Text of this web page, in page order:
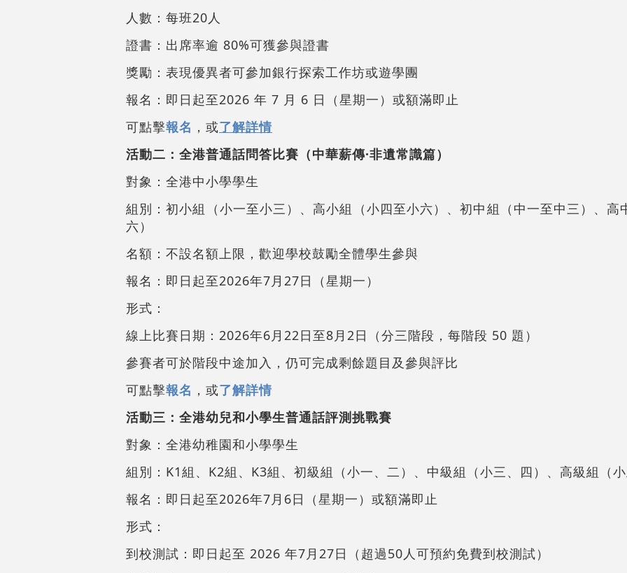
人數：每班20人
證書：出席率逾 80%可獲參與證書
獎勵：表現優異者可參加銀行探索工作坊或遊學團
報名：即日起至2026 年 7 月 6 日（星期一）或額滿即止
可點擊報名 ，或了解詳情
活動二：全港普通話問答比賽（中華薪傳·非遺常識篇）
對象：全港中小學學生
組別：初小組（小一至小三）、高小組（小四至小六）、初中組（中一至中三）、高
六）
名額：不設名額上限，歡迎學校鼓勵全體學生參與
報名：即日起至2026年7月27日（星期一）
形式：
線上比賽日期：2026年6月22日至8月2日（分三階段，每階段 50 題）
參賽者可於階段中途加入，仍可完成剩餘題目及參與評比
可點擊報名 ，或了解詳情
活動三：全港幼兒和小學生普通話評測挑戰賽
對象：全港幼稚園和小學學生
組別：K1組、K2組、K3組、初級組（小一、二）、中級組（小三、四）、高級組（小
報名：即日起至2026年7月6日（星期一）或額滿即止
形式：
到校測試：即日起至 2026 年7月27日（超過50人可預約免費到校測試）